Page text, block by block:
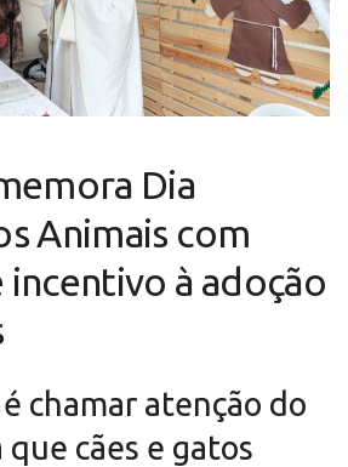
Dia
Animais com
incentivo à adoção
chamar atenção do
cães e gatos